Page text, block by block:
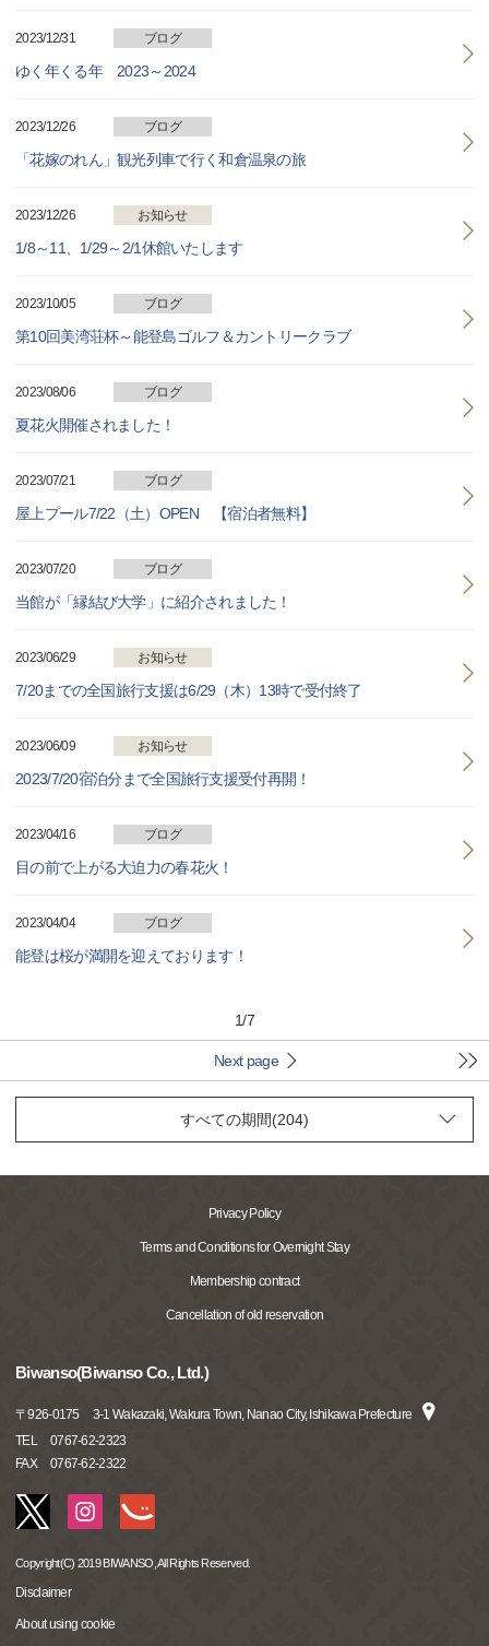
2023/12/31 ブログ
ゆく年くる年 2023～2024
2023/12/26 ブログ
「花嫁のれん」観光列車で行く和倉温泉の旅
2023/12/26 お知らせ
1/8～11、1/29～2/1休館いたします
2023/10/05 ブログ
第10回美湾荘杯～能登島ゴルフ＆カントリークラブ
2023/08/06 ブログ
夏花火開催されました！
2023/07/21 ブログ
屋上プール7/22（土）OPEN 【宿泊者無料】
2023/07/20 ブログ
当館が「縁結び大学」に紹介されました！
2023/06/29 お知らせ
7/20までの全国旅行支援は6/29（木）13時で受付終了
2023/06/09 お知らせ
2023/7/20宿泊分まで全国旅行支援受付再開！
2023/04/16 ブログ
目の前で上がる大迫力の春花火！
2023/04/04 ブログ
能登は桜が満開を迎えております！
1/7
Next page
Privacy Policy
Terms and Conditions for Overnight Stay
Membership contract
Cancellation of old reservation
Biwanso(Biwanso Co., Ltd.)
〒926-0175
3-1 Wakazaki, Wakura Town, Nanao City, Ishikawa Prefecture
TEL
0767-62-2323
FAX
0767-62-2322
Copyright(C) 2019 BIWANSO, All Rights Reserved.
Disclaimer
About using cookie